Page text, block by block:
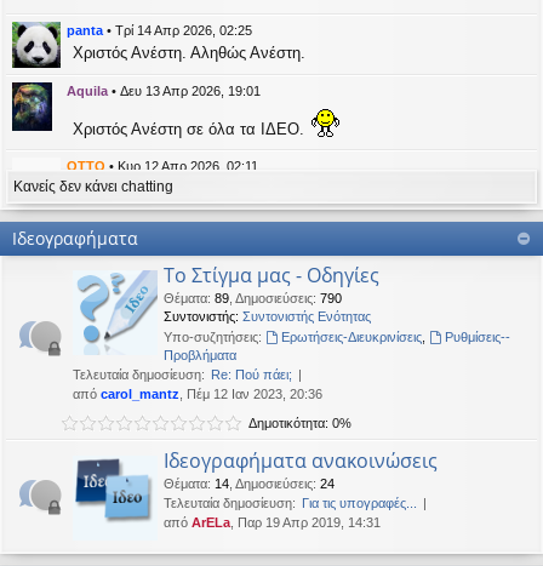
εις
η
panta • Τρί 14 Απρ 2026, 02:25
Χριστός Ανέστη. Αληθώς Ανέστη.
Aquila • Δευ 13 Απρ 2026, 19:01
Χριστός Ανέστη σε όλα τα ΙΔΕΟ.
OTTO • Κυρ 12 Απρ 2026, 02:11
likes this message
panta έγραψε:
Καλή Μεγάλη Εβδομάδα. Καλή Ανάσταση.
Καλή Ανάσταση σε όλους!
• Τετ 08 Απρ 2026, 14:21
pantaέγραψε:↑
Καλή Ανάσταση σε όλους!
Δευ 06 Απρ 2026, 02:48
Καλή Μεγάλη Εβδομάδα. Καλή Ανάσταση.
Κανείς δεν κάνει chatting
Ιδεογραφήματα
Το Στίγμα μας - Οδηγίες
Θέματα: 89 Δημοσιεύσεις: 790
Συντονιστής: Συντονιστής Ενότητας
Υπο-συζητήσεις:
Ερωτήσεις-Διευκρινίσεις,
Ρυθμίσεις--
Προβλήματα
Τελευταία δημοσίευση: Re: Πού πάει;
από carol_mantz , Πέμ 12 Ιαν 2023, 20:36
Δημοτικότητα: 0%
Ιδεογραφήματα ανακοινώσεις
Θέματα: 14 Δημοσιεύσεις: 24
Τελευταία δημοσίευση: Για τις υπογραφές...
από ArELa , Παρ 19 Απρ 2019, 14:31